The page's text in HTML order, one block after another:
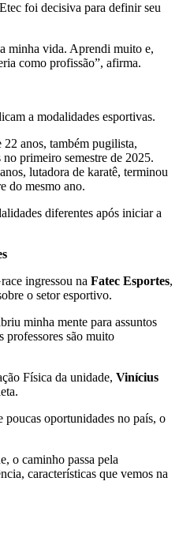
foi decisiva para definir seu
minha vida. Aprendi muito e,
como profissão”, afirma.
a modalidades esportivas.
22 anos, também pugilista,
primeiro semestre de 2025.
lutadora de karatê, terminou
do mesmo ano.
diferentes após iniciar a
ingressou na Fatec Esportes,
o setor esportivo.
minha mente para assuntos
professores são muito
Física da unidade, Vinícius
poucas oportunidades no país, o
o caminho passa pela
características que vemos na